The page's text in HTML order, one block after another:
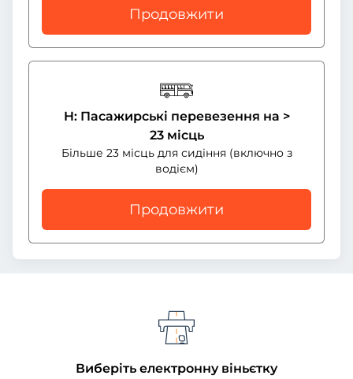
Продовжити
H: Пасажирські перевезення на >
23 місць
Більше 23 місць для сидіння (включно з
водієм)
Продовжити
Виберіть електронну віньєтку